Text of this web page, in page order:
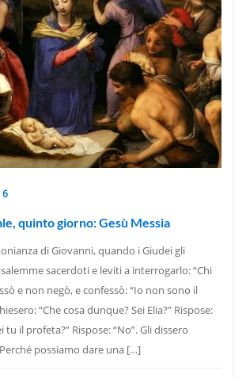
quinto giorno: Gesù Messia
di Giovanni, quando i Giudei gli
sacerdoti e leviti a interrogarlo: “Chi
e non negò, e confessò: “Io non sono il
“Che cosa dunque? Sei Elia?” Rispose:
tu il profeta?” Rispose: “No”. Gli dissero
possiamo dare una […]